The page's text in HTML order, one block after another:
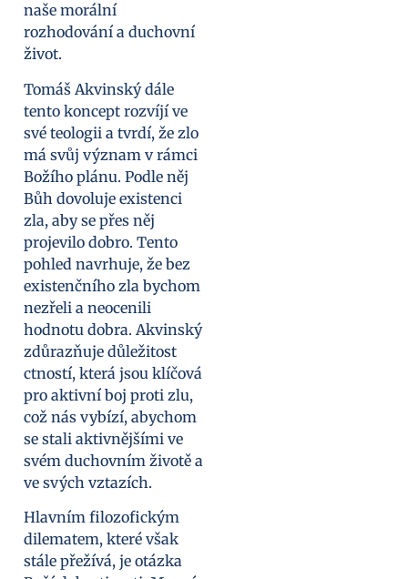
naše morální
rozhodování a duchovní
život.
Tomáš Akvinský dále
tento koncept rozvíjí ve
své teologii a tvrdí, že zlo
má svůj význam v rámci
Božího plánu. Podle něj
Bůh dovoluje existenci
zla, aby se přes něj
projevilo dobro. Tento
pohled navrhuje, že bez
existenčního zla bychom
nezřeli a neocenili
hodnotu dobra. Akvinský
zdůrazňuje důležitost
ctností, která jsou klíčová
pro aktivní boj proti zlu,
což nás vybízí, abychom
se stali aktivnějšími ve
svém duchovním životě a
ve svých vztazích.
Hlavním filozofickým
dilematem, které však
stále přežívá, je otázka